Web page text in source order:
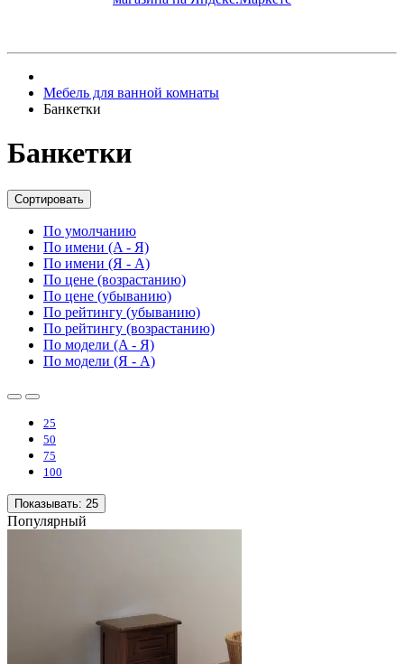
Мебель для ванной комнаты
Банкетки
Банкетки
Сортировать
По умолчанию
По имени (A - Я)
По имени (Я - A)
По цене (возрастанию)
По цене (убыванию)
По рейтингу (убыванию)
По рейтингу (возрастанию)
По модели (A - Я)
По модели (Я - A)
25
50
75
100
Показывать: 25
Популярный